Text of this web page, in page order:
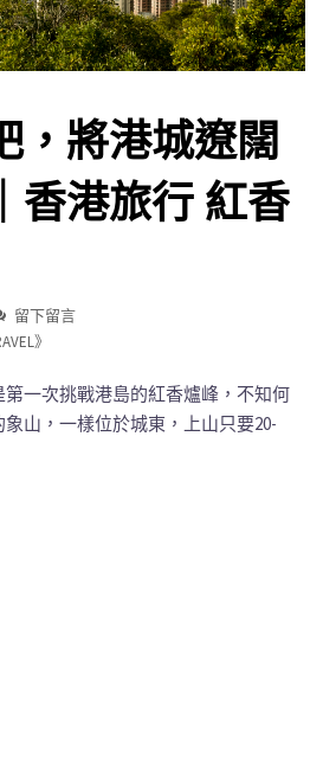
，將港城遼闊
香港旅行 紅香
留下留言
》
一次挑戰港島的紅香爐峰，不知何
山，一樣位於城東，上山只要20-